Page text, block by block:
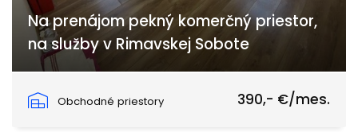
Na prenájom pekný komerčný priestor,
na služby v Rimavskej Sobote
Obchodné priestory
390,- €/mes.